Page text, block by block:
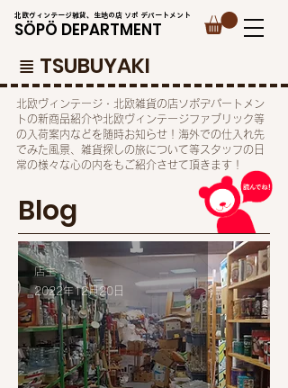
北欧ヴィンテージ雑貨、生地の店 ソポ デパートメント
SÖPÖ DEPARTMENT
​≣ TSUBUYAKI
​北欧ヴィンテージ・北欧雑貨の店ソポデパートメン
トの新商品紹介や北欧ヴィンテージファブリック等
の入荷案内などを随時お知らせ！海外での仕入れ先
でみた風景、雑貨探しの旅について等スタッフの日
常の様々な心の内をもご紹介させて頂きます！
Blog​
店主
2022年12月20日